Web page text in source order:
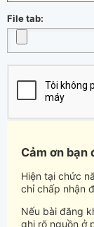
Tắt quảng
File tab:
Cảm ơn bạn
Hiện tại chức
chỉ chấp nhận
Nếu bài đăng
ghi rõ nguồn ở